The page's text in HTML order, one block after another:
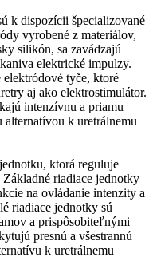
k dispozícii špecializované
vyrobené z materiálov,
silikón, sa zavádzajú
elektrické impulzy.
tyče, ktoré
aj ako elektrostimulátor.
intenzívnu a priamu
k uretrálnemu
ktorá reguluje
riadiace jednotky
na ovládanie intenzity a
riadiace jednotky sú
a prispôsobiteľnými
presnú a všestrannú
k uretrálnemu